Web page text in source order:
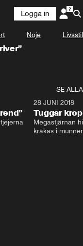
Logga in
Nöje Livsstil
SE ALLA
28 JUNI 2018
Tuggar
Megastjärnan
kräkas i